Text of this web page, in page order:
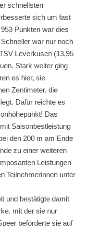
schnellsten
sich um fast
Punkten war dies
war nur noch
Leverkusen (13,95
Stark weiter ging
es hier, sie
Zentimeter, die
Dafür reichte es
Das
Saisonbestleistung
den 200 m am Ende
zu einer weiteren
Leistungen
Teilnehmerinnen unter
und bestätigte damit
mit der sie nur
beförderte sie auf